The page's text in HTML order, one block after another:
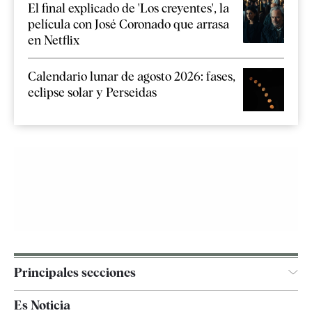
El final explicado de 'Los creyentes', la
película con José Coronado que arrasa
en Netflix
Calendario lunar de agosto 2026: fases,
eclipse solar y Perseidas
Principales secciones
Es Noticia